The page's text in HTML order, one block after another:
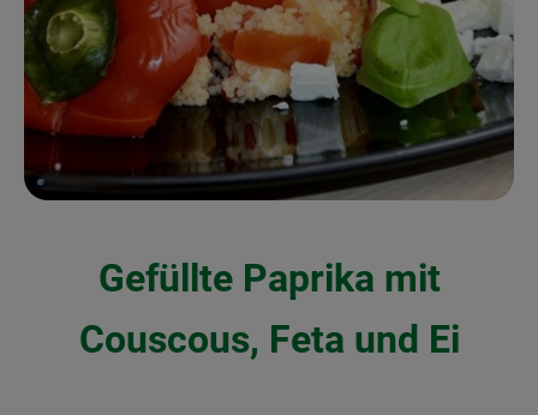
Kochen & Backen
Naturkost
Drogerie
Rezepte
Gefüllte Paprika mit
Couscous, Feta und Ei